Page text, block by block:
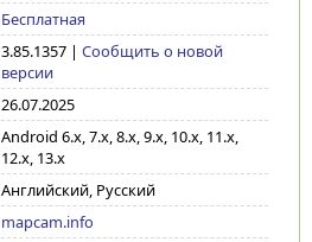
Бесплатная
3.85.1357| Сообщить о новой
версии
26.07.2025
Android 6.x, 7.x, 8.x, 9.x, 10.x, 11.x,
12.x, 13.x
Английский, Русский
mapcam.info